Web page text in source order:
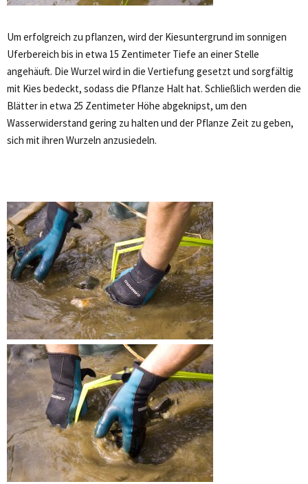
Um erfolgreich zu pflanzen, wird der Kiesuntergrund im sonnigen
Uferbereich bis in etwa 15 Zentimeter Tiefe an einer Stelle
angehäuft. Die Wurzel wird in die Vertiefung gesetzt und sorgfältig
mit Kies bedeckt, sodass die Pflanze Halt hat. Schließlich werden die
Blätter in etwa 25 Zentimeter Höhe abgeknipst, um den
Wasserwiderstand gering zu halten und der Pflanze Zeit zu geben,
sich mit ihren Wurzeln anzusiedeln.